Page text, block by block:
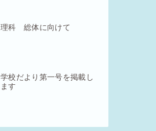
理科 総体に向けて
学校だより第一号を掲載し
ます